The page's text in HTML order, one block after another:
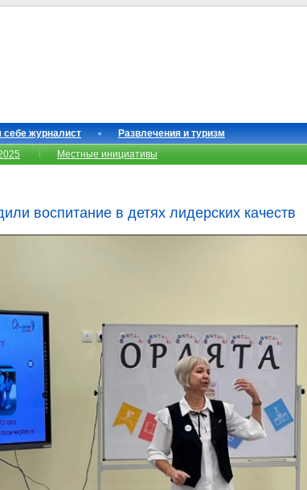
себе журналист
Развлечения и туризм
Местные инициативы
воспитание в детях лидерских качеств